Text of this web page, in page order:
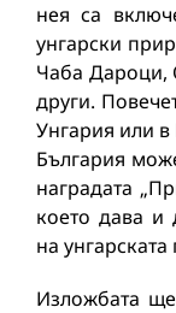
нея са
унгарски
Чаба Дароци,
други.
Унгария или в
България
наградата
което дава и
на
Изложбата